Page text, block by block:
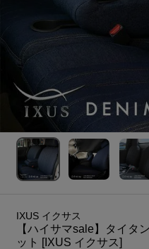
IXUS イクサス
【ハイサマsale】タイタ
ット [IXUS イクサス]